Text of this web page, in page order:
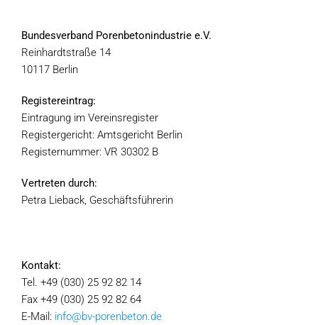
Bundesverband Porenbetonindustrie e.V.
Reinhardtstraße 14
10117 Berlin
Registereintrag:
Eintragung im Vereinsregister
Registergericht: Amtsgericht Berlin
Registernummer: VR 30302 B
Vertreten durch:
Petra Lieback, Geschäftsführerin
Kontakt:
Tel. +49 (030) 25 92 82 14
Fax +49 (030) 25 92 82 64
E-Mail: info@bv-porenbeton.de